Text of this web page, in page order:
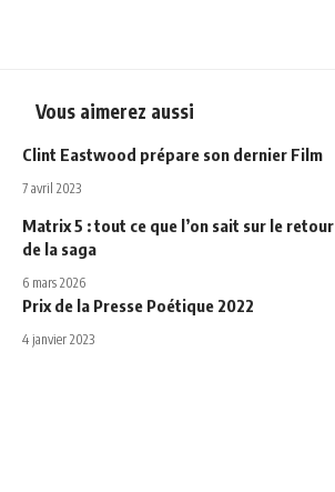
Vous aimerez aussi
Clint Eastwood prépare son dernier Film
7 avril 2023
Matrix 5 : tout ce que l’on sait sur le retour
de la saga
6 mars 2026
Prix de la Presse Poétique 2022
4 janvier 2023